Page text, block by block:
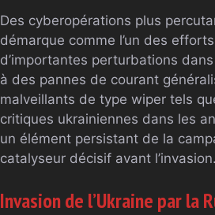
Des cyberopérations plus
démarque comme l’un des
d’importantes perturbations
à des pannes de courant
malveillants de type wiper tels
critiques ukrainiennes dans les
un élément persistant de la
catalyseur décisif avant l’invasion.
Invasion de l’Ukraine par la